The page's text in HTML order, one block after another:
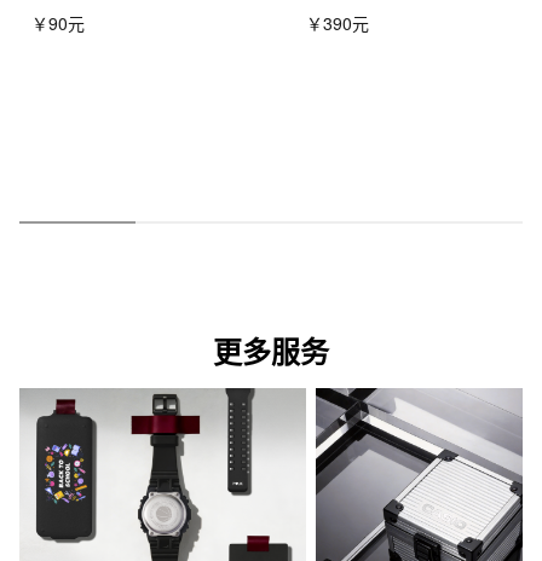
￥90元 ￥390元
更多服务